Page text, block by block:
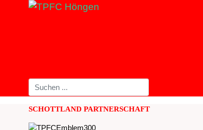
SCHOTTLAND PARTNERSCHAFT